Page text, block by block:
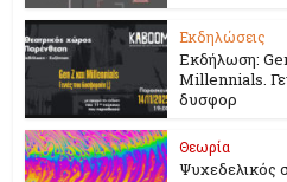
Εκδηλώσεις
Εκδήλωση:
Millennials.
δυσφορ
Θεωρία
Ψυχεδελικός